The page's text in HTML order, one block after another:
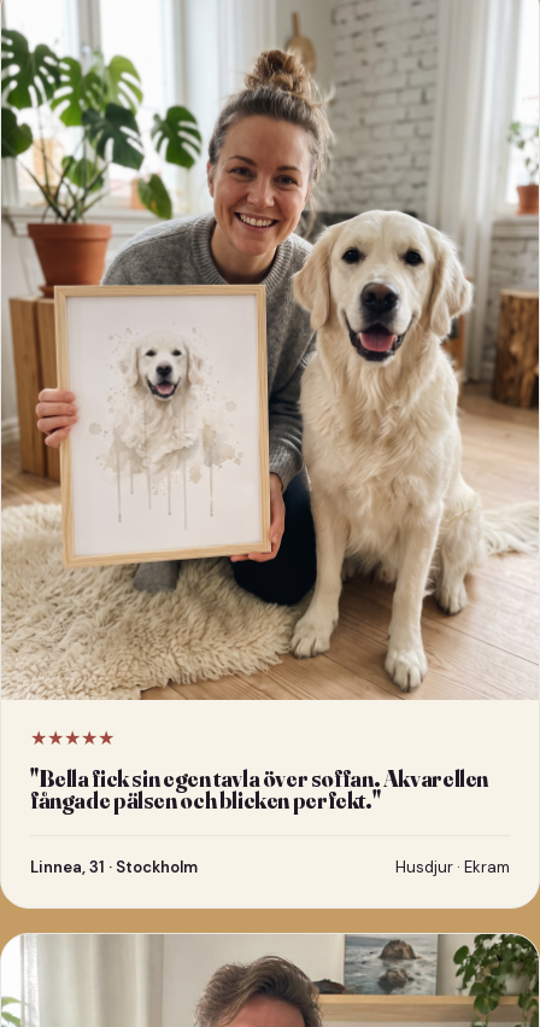
★★★★★
"Bella fick sin egen tavla över soffan. Akvarellen
fångade pälsen och blicken perfekt."
Linnea, 31 · Stockholm Husdjur · Ekram